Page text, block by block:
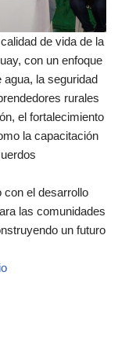
de vida de la
con un enfoque
la seguridad
rurales
el fortalecimiento
la capacitación
con el desarrollo
las comunidades
un futuro